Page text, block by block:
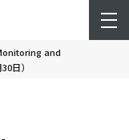
and
日）